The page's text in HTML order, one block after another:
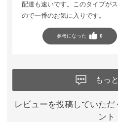
配達も速いです。このタイプが
ので一番のお気に入りです。
参考になった 0
もっ
レビューを投稿していた
ント